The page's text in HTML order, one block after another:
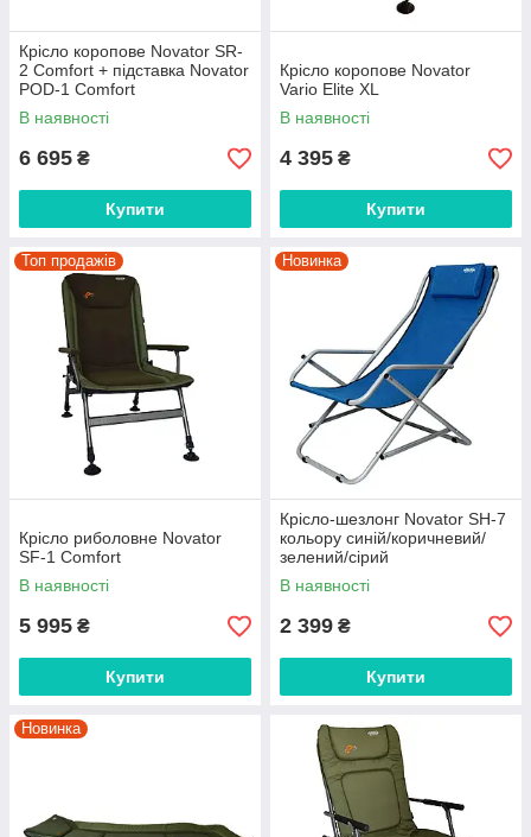
Крісло коропове Novator SR-
2 Comfort + підставка Novator
POD-1 Comfort
В наявності
6 695 ₴
Купити
Крісло коропове Novator
Vario Elite XL
В наявності
4 395 ₴
Купити
Топ продажів
Крісло риболовне Novator
SF-1 Comfort
В наявності
5 995 ₴
Купити
Новинка
Крісло-шезлонг Novator SH-7
кольору синій/коричневий/
зелений/сірий
В наявності
2 399 ₴
Купити
Новинка